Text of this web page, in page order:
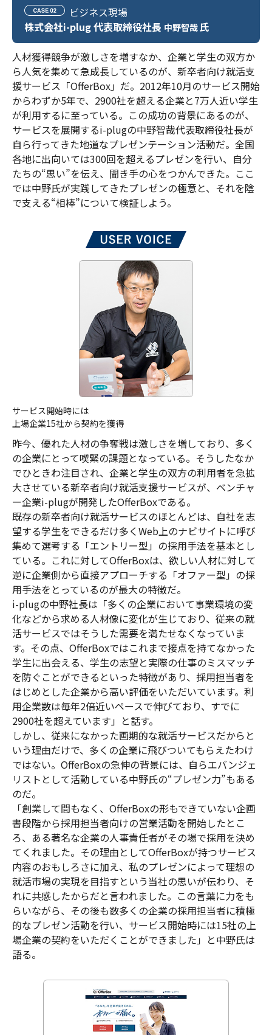
ビジネス現場
株式会社i-plug 代表取締役社長 中野智哉氏
人材獲得競争が激しさを増すなか、企業と学生の双方か
ら人気を集めて急成長しているのが、新卒者向け就活支
援サービス「OfferBox」だ。2012年10月のサービス開始
からわずか5年で、2900社を超える企業と7万人近い学生
が利用するに至っている。この成功の背景にあるのが、
サービスを展開するi-plugの中野智哉代表取締役社長が
自ら行ってきた地道なプレゼンテーション活動だ。全国
各地に出向いては300回を超えるプレゼンを行い、自分
たちの“思い”を伝え、聞き手の心をつかんできた。ここ
では中野氏が実践してきたプレゼンの極意と、それを陰
で支える“相棒”について検証しよう。
サービス開始時には
上場企業15社から契約を獲得
昨今、優れた人材の争奪戦は激しさを増しており、多く
の企業にとって喫緊の課題となっている。そうしたなか
でひときわ注目され、企業と学生の双方の利用者を急拡
大させている新卒者向け就活支援サービスが、ベンチャ
ー企業i-plugが開発したOfferBoxである。
既存の新卒者向け就活サービスのほとんどは、自社を志
望する学生をできるだけ多くWeb上のナビサイトに呼び
集めて選考する「エントリー型」の採用手法を基本とし
ている。これに対してOfferBoxは、欲しい人材に対して
逆に企業側から直接アプローチする「オファー型」の採
用手法をとっているのが最大の特徴だ。
i-plugの中野社長は「多くの企業において事業環境の変
化などから求める人材像に変化が生じており、従来の就
活サービスではそうした需要を満たせなくなっていま
す。その点、OfferBoxではこれまで接点を持てなかった
学生に出会える、学生の志望と実際の仕事のミスマッチ
を防ぐことができるといった特徴があり、採用担当者を
はじめとした企業から高い評価をいただいています。利
用企業数は毎年2倍近いペースで伸びており、すでに
2900社を超えています」と話す。
しかし、従来になかった画期的な就活サービスだからと
いう理由だけで、多くの企業に飛びついてもらえたわけ
ではない。OfferBoxの急伸の背景には、自らエバンジェ
リストとして活動している中野氏の“プレゼン力”もある
のだ。
「創業して間もなく、OfferBoxの形もできていない企画
書段階から採用担当者向けの営業活動を開始したとこ
ろ、ある著名な企業の人事責任者がその場で採用を決め
てくれました。その理由としてOfferBoxが持つサービス
内容のおもしろさに加え、私のプレゼンによって理想の
就活市場の実現を目指すという当社の思いが伝わり、そ
れに共感したからだと言われました。この言葉に力をも
らいながら、その後も数多くの企業の採用担当者に積極
的なプレゼン活動を行い、サービス開始時には15社の上
場企業の契約をいただくことができました」と中野氏は
語る。